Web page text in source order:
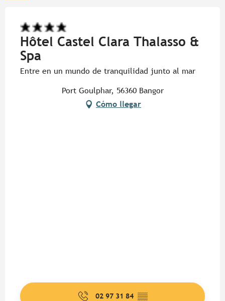
Hôtel Castel Clara Thalasso &
Spa
Entre en un mundo de tranquilidad junto al mar
Port Goulphar, 56360 Bangor
Cómo llegar
02 97 31 84 ▒▒